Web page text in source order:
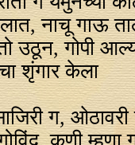
नाचू गाऊ
उठून, गोपी
शृंगार केला
ग,
कुणी म्हणा